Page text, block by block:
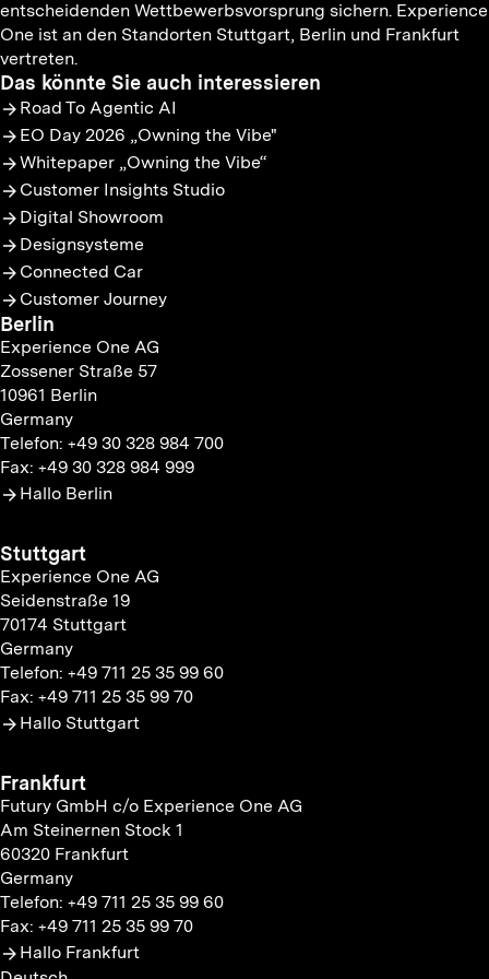
Objekte, insbesondere Grafiken, Tondokumente, Videosequenzen
und Texte in anderen elektronischen oder gedruckten Publikationen,
ist ohne ausdrückliche vorherige Zustimmung der Experience One
AG nicht gestattet.
Die unerlaubte Verwendung, insbesondere die unerlaubte
Vervielfältigung, Reproduktion, Weitergabe kompletter Internetseiten
oder einzelner Inhalte, ist untersagt. Gleiches gilt für die unerlaubte
Einbindung einzelner Inhalte oder kompletter Internetseiten auf
Internetseiten anderer Betreiber. Sofern die Experience One AG
zugunsten anderer Internetseiten ihre ausdrückliche Erlaubnis zur
Verlinkung erteilt, muss die Internetseite der Experience One AG
alleiniger Bestandteil des Navigationsfensters sein. Die
Informationen der Internetseite der Experience One AG dürfen auch
in diesem Fall nicht verändert oder beeinträchtigt werden.
entscheidenden Wettbewerbsvorsprung sichern. Experience
One ist an den Standorten Stuttgart, Berlin und Frankfurt
vertreten.
Das könnte Sie auch interessieren
Road To Agentic AI
EO Day 2026 „Owning the Vibe"
Whitepaper „Owning the Vibe“
Customer Insights Studio
Digital Showroom
Designsysteme
Connected Car
Customer Journey
Berlin
Experience One AG
Zossener Straße 57
10961 Berlin
Germany
Telefon: +49 30 328 984 700
Fax: +49 30 328 984 999
Hallo Berlin
Stuttgart
Experience One AG
Seidenstraße 19
70174 Stuttgart
Germany
Telefon: +49 711 25 35 99 60
Fax: +49 711 25 35 99 70
Hallo Stuttgart
Frankfurt
Futury GmbH c/o Experience One AG
Am Steinernen Stock 1
60320 Frankfurt
Germany
Telefon: +49 711 25 35 99 60
Fax: +49 711 25 35 99 70
Hallo Frankfurt